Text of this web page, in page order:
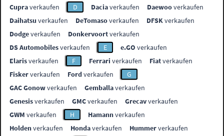
Cupraverkaufen D Daciaverkaufen Daewooverkaufen
Daihatsu verkaufen DeTomasoverkaufen DFSKverkaufen
Dodgeverkaufen Donkervoortverkaufen
DS Automobilesverkaufen E e.GO verkaufen
Elarisverkaufen F Ferrari verkaufen Fiatverkaufen
Fiskerverkaufen Fordverkaufen
G
GAC Gonowverkaufen Gemballaverkaufen
Genesisverkaufen GMCverkaufen Grecavverkaufen
GWM verkaufen H Hamannverkaufen
Holdenverkaufen Hondaverkaufen Hummerverkaufen